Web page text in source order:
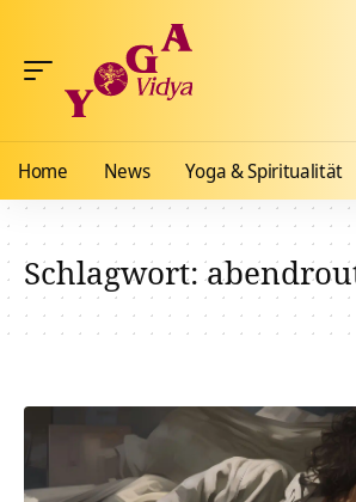
Home News Yoga & Spiritualität
Schlagwort: